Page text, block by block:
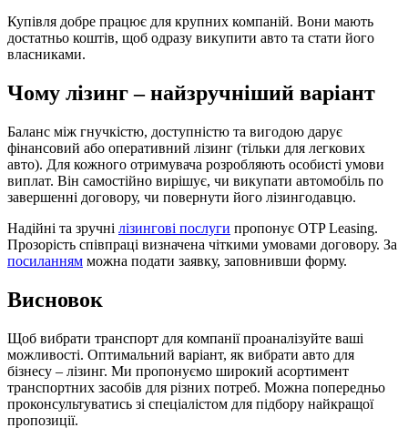
Купівля добре працює для крупних компаній. Вони мають
достатньо коштів, щоб одразу викупити авто та стати його
власниками.
Чому лізинг – найзручніший варіант
Баланс між гнучкістю, доступністю та вигодою дарує
фінансовий або оперативний лізинг (тільки для легкових
авто). Для кожного отримувача розробляють особисті умови
виплат. Він самостійно вирішує, чи викупати автомобіль по
завершенні договору, чи повернути його лізингодавцю.
Надійні та зручні лізингові послуги пропонує OTP Leasing.
Прозорість співпраці визначена чіткими умовами договору. За
посиланням можна подати заявку, заповнивши форму.
Висновок
Щоб вибрати транспорт для компанії проаналізуйте ваші
можливості. Оптимальний варіант, як вибрати авто для
бізнесу – лізинг. Ми пропонуємо широкий асортимент
транспортних засобів для різних потреб. Можна попередньо
проконсультуватись зі спеціалістом для підбору найкращої
пропозиції.